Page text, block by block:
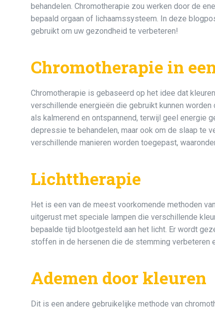
behandelen. Chromotherapie zou werken door de
bepaald orgaan of lichaamssysteem. In deze
gebruikt om uw gezondheid te verbeteren!
Chromotherapie in
Chromotherapie is gebaseerd op het idee dat
verschillende energieën die gebruikt kunnen
als kalmerend en ontspannend, terwijl geel energie
depressie te behandelen, maar ook om de slaap te
verschillende manieren worden toegepast,
Lichttherapie
Het is een van de meest voorkomende methoden
uitgerust met speciale lampen die verschillende
bepaalde tijd blootgesteld aan het licht. Er wordt
stoffen in de hersenen die de stemming verbeteren
Ademen door kleuren
Dit is een andere gebruikelijke methode van